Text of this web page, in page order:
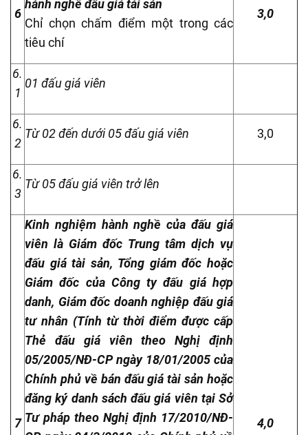
6
hành nghề đấu giá tài sản
Chỉ chọn chấm điểm một trong các
tiêu chí
3,0
6.
1
01 đấu giá viên
6.
2
Từ 02 đến dưới 05 đấu giá viên 3,0
6.
3
Từ 05 đấu giá viên trở lên
7
Kinh nghiệm hành nghề của đấu giá
viên là Giám đốc Trung tâm dịch vụ
đấu giá tài sản, Tổng giám đốc hoặc
Giám đốc của Công ty đấu giá hợp
danh, Giám đốc doanh nghiệp đấu giá
tư nhân (Tính từ thời điểm được cấp
Thẻ đấu giá viên theo Nghị định
05/2005/NĐ-CP ngày 18/01/2005 của
Chính phủ về bán đấu giá tài sản hoặc
đăng ký danh sách đấu giá viên tại Sở
Tư pháp theo Nghị định 17/2010/NĐ-
4,0